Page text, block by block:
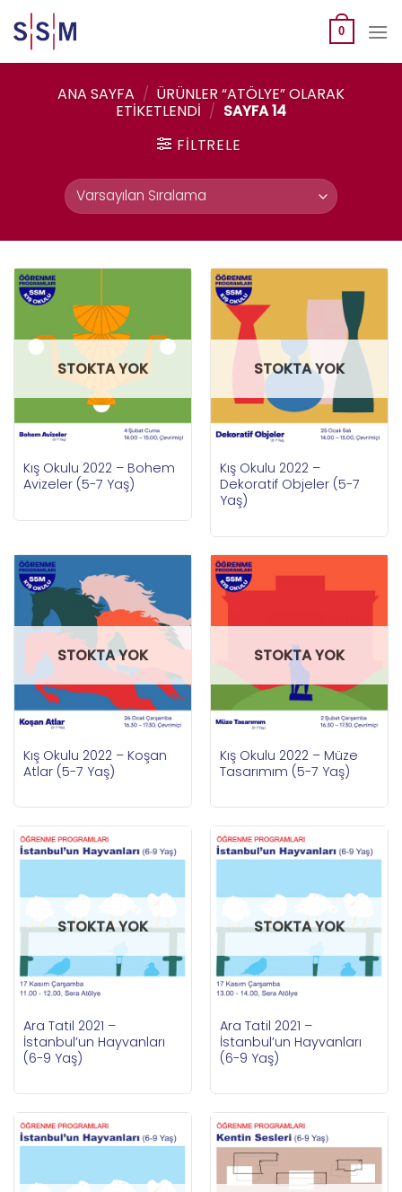
to
content
0
ANA SAYFA / ÜRÜNLER “ATÖLYE” OLARAK
ETIKETLENDI / SAYFA 14
FILTRELE
STOKTA YOK
Kış Okulu 2022 – Bohem
Avizeler (5-7 Yaş)
STOKTA YOK
Kış Okulu 2022 –
Dekoratif Objeler (5-7
Yaş)
STOKTA YOK
Kış Okulu 2022 – Koşan
Atlar (5-7 Yaş)
STOKTA YOK
Kış Okulu 2022 – Müze
Tasarımım (5-7 Yaş)
STOKTA YOK
Ara Tatil 2021 –
İstanbul’un Hayvanları
(6-9 Yaş)
STOKTA YOK
Ara Tatil 2021 –
İstanbul’un Hayvanları
(6-9 Yaş)